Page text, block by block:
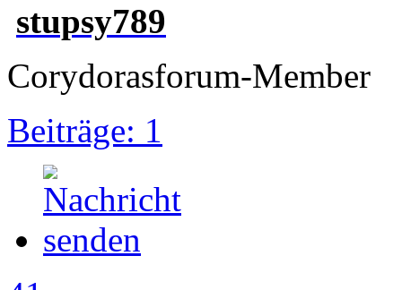
stupsy789
Corydorasforum-Member
Beiträge: 1